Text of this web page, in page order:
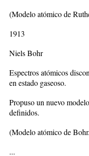
(Modelo atómico de
1913
Niels Bohr
Espectros atómicos
en estado gaseoso.
Propuso un nuevo
definidos.
(Modelo atómico de
...